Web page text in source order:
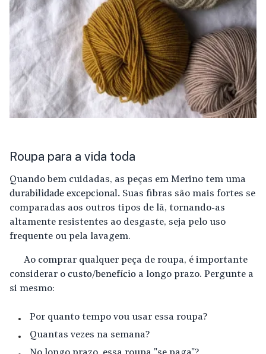
Roupa para a vida toda
Quando bem cuidadas, as peças em Merino tem uma
durabilidade excepcional. Suas fibras são mais fortes se
comparadas aos outros tipos de lã, tornando-as
altamente resistentes ao desgaste, seja pelo uso
frequente ou pela lavagem.
Ao comprar qualquer peça de roupa, é importante
considerar o custo/benefício a longo prazo. Pergunte a
si mesmo:
Por quanto tempo vou usar essa roupa?
Quantas vezes na semana?